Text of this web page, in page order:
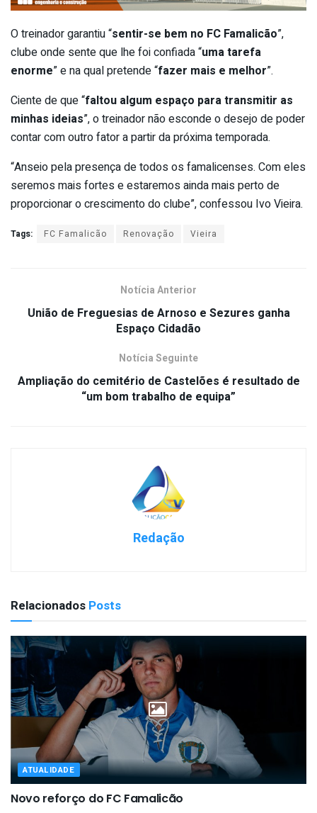
O treinador garantiu “sentir-se bem no FC Famalicão”,
clube onde sente que lhe foi confiada “uma tarefa
enorme” e na qual pretende “fazer mais e melhor”.
Ciente de que “faltou algum espaço para transmitir as
minhas ideias”, o treinador não esconde o desejo de poder
contar com outro fator a partir da próxima temporada.
“Anseio pela presença de todos os famalicenses. Com eles
seremos mais fortes e estaremos ainda mais perto de
proporcionar o crescimento do clube”, confessou Ivo Vieira.
Tags: FC Famalicão Renovação Vieira
Notícia Anterior
União de Freguesias de Arnoso e Sezures ganha
Espaço Cidadão
Notícia Seguinte
Ampliação do cemitério de Castelões é resultado de
“um bom trabalho de equipa”
Redação
Relacionados Posts
ATUALIDADE
Novo reforço do FC Famalicão